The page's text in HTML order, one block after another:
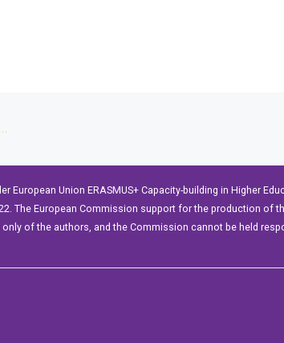
European Union ERASMUS+ Capacity-building in Higher
The European Commission support for the production of
of the authors, and the Commission cannot be held